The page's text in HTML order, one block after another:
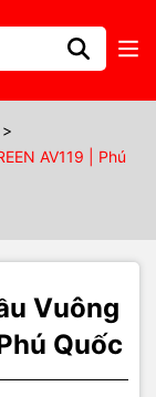
>
AV119 | Phú
Vuông
Quốc
độ